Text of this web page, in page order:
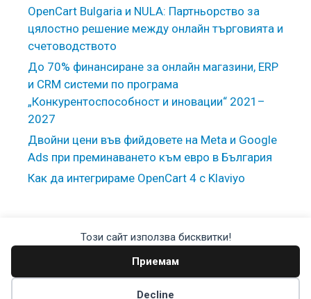
Този сайт използва бисквитки!
Приемам
Decline
OpenCart Bulgaria и NULA: Партньорство за
цялостно решение между онлайн търговията и
счетоводството
До 70% финансиране за онлайн магазини, ERP
и CRM системи по програма
„Конкурентоспособност и иновации“ 2021–
2027
Двойни цени във фийдовете на Meta и Google
Ads при преминаването към евро в България
Как да интегрираме OpenCart 4 с Klaviyo